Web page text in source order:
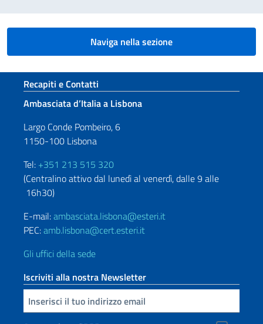
Naviga nella sezione
Sezione footer
Recapiti e Contatti
Ambasciata d’Italia a Lisbona
Largo Conde Pombeiro, 6
1150-100 Lisbona
Tel: +351 213 515 320
(Centralino attivo dal lunedì al venerdì, dalle 9 alle
16h30)
E-mail:ambasciata.lisbona@esteri.it
PEC:amb.lisbona@cert.esteri.it
Gli uffici della sede
Iscriviti alla nostra Newsletter
Inserisci la tua email